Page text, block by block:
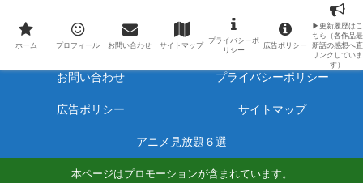
最新アニメのあらすじと感想をネタバレ有りで毎日更新しています。
ホーム プロフィール
お問い合わせ プライバシーポリシー
広告ポリシー サイトマップ
アニメ見放題６選
本ページはプロモーションが含まれています。
ホーム プロフィール お問い合わせ サイトマップ
プライバシーポ
リシー
広告ポリシー
▶更新履歴はこ
ちら（各作品最
新話の感想へ直
リンクしていま
す）